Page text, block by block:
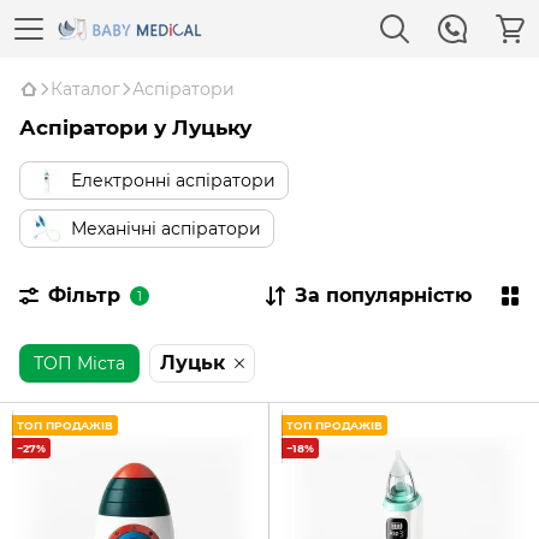
Каталог Аспіратори
Аспіратори у Луцьку
Електронні аспіратори
Механічні аспіратори
Фільтр 1 За популярністю
ТОП Міста Луцьк
ТОП ПРОДАЖІВ
−27%
ТОП ПРОДАЖІВ
−18%